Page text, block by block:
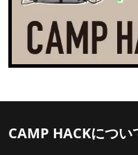
CAMP HACKについ